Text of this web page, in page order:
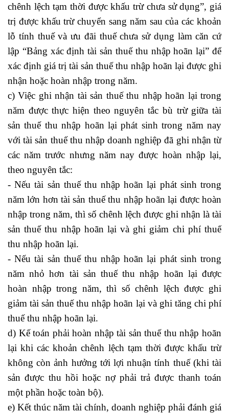
chênh lệch tạm thời được khấu trừ chưa sử dụng”, giá
trị được khấu trừ chuyển sang năm sau của các khoản
lỗ tính thuế và ưu đãi thuế chưa sử dụng làm căn cứ
lập “Bảng xác định tài sản thuế thu nhập hoãn lại” để
xác định giá trị tài sản thuế thu nhập hoãn lại được ghi
nhận hoặc hoàn nhập trong năm.
c) Việc ghi nhận tài sản thuế thu nhập hoãn lại trong
năm được thực hiện theo nguyên tắc bù trừ giữa tài
sản thuế thu nhập hoãn lại phát sinh trong năm nay
với tài sản thuế thu nhập doanh nghiệp đã ghi nhận từ
các năm trước nhưng năm nay được hoàn nhập lại,
theo nguyên tắc:
- Nếu tài sản thuế thu nhập hoãn lại phát sinh trong
năm lớn hơn tài sản thuế thu nhập hoãn lại được hoàn
nhập trong năm, thì số chênh lệch được ghi nhận là tài
sản thuế thu nhập hoãn lại và ghi giảm chi phí thuế
thu nhập hoãn lại.
- Nếu tài sản thuế thu nhập hoãn lại phát sinh trong
năm nhỏ hơn tài sản thuế thu nhập hoãn lại được
hoàn nhập trong năm, thì số chênh lệch được ghi
giảm tài sản thuế thu nhập hoãn lại và ghi tăng chi phí
thuế thu nhập hoãn lại.
d) Kế toán phải hoàn nhập tài sản thuế thu nhập hoãn
lại khi các khoản chênh lệch tạm thời được khấu trừ
không còn ảnh hưởng tới lợi nhuận tính thuế (khi tài
sản được thu hồi hoặc nợ phải trả được thanh toán
một phần hoặc toàn bộ).
e) Kết thúc năm tài chính, doanh nghiệp phải đánh giá